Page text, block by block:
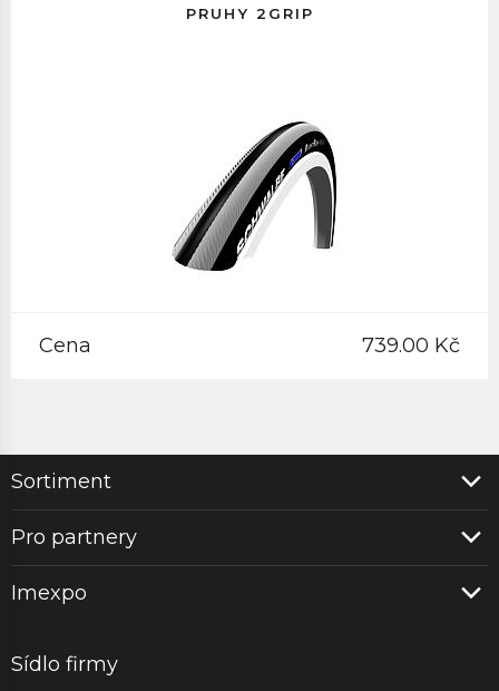
PRUHY 2GRIP
Cena 739.00 Kč
Sortiment
Pro partnery
Imexpo
Sídlo firmy